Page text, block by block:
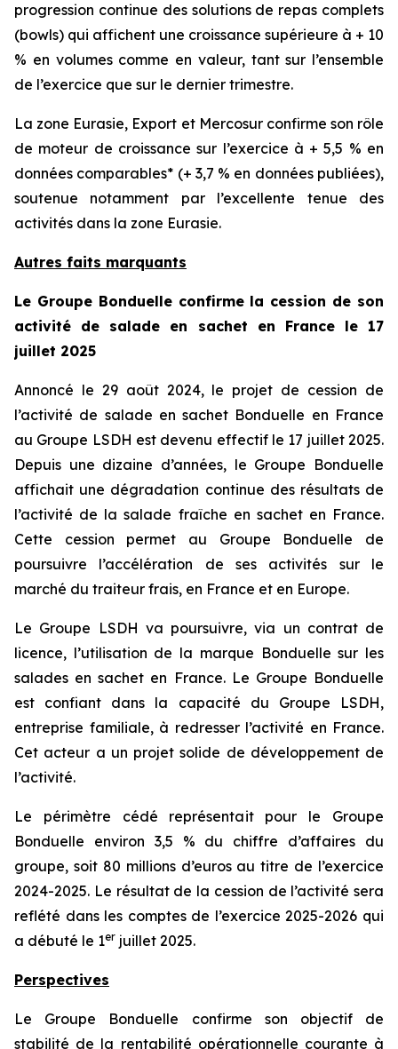
progression continue des solutions de repas complets
(bowls) qui affichent une croissance supérieure à + 10
% en volumes comme en valeur, tant sur l’ensemble
de l’exercice que sur le dernier trimestre.
La zone Eurasie, Export et Mercosur confirme son rôle
de moteur de croissance sur l’exercice à + 5,5 % en
données comparables* (+ 3,7 % en données publiées),
soutenue notamment par l’excellente tenue des
activités dans la zone Eurasie.
Autres faits marquants
Le Groupe Bonduelle confirme la cession de son
activité de salade en sachet en France le 17
juillet 2025
Annoncé le 29 août 2024, le projet de cession de
l’activité de salade en sachet Bonduelle en France
au Groupe LSDH est devenu effectif le 17 juillet 2025.
Depuis une dizaine d’années, le Groupe Bonduelle
affichait une dégradation continue des résultats de
l’activité de la salade fraîche en sachet en France.
Cette cession permet au Groupe Bonduelle de
poursuivre l’accélération de ses activités sur le
marché du traiteur frais, en France et en Europe.
Le Groupe LSDH va poursuivre, via un contrat de
licence, l’utilisation de la marque Bonduelle sur les
salades en sachet en France. Le Groupe Bonduelle
est confiant dans la capacité du Groupe LSDH,
entreprise familiale, à redresser l’activité en France.
Cet acteur a un projet solide de développement de
l’activité.
Le périmètre cédé représentait pour le Groupe
Bonduelle environ 3,5 % du chiffre d’affaires du
groupe, soit 80 millions d’euros au titre de l’exercice
2024-2025. Le résultat de la cession de l’activité sera
reflété dans les comptes de l’exercice 2025-2026 qui
a débuté le 1er juillet 2025.
Perspectives
Le Groupe Bonduelle confirme son objectif de
stabilité de la rentabilité opérationnelle courante à